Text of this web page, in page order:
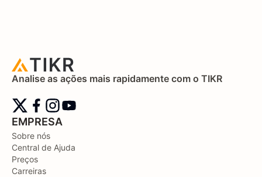
Analise as ações mais rapidamente com o TIKR
EMPRESA
Sobre nós
Central de Ajuda
Preços
Carreiras